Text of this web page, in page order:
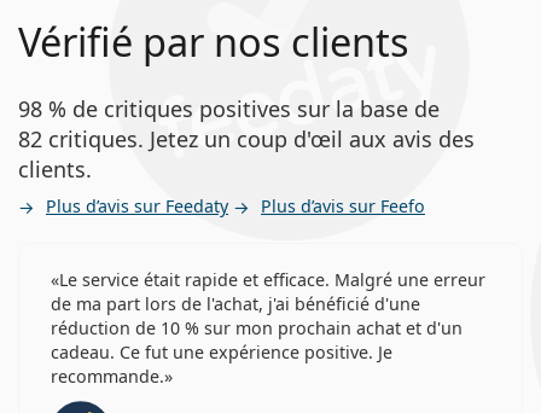
Vérifié par nos clients
98 % de critiques positives sur la base de
82 critiques. Jetez un coup d'œil aux avis des
clients.
Plus d’avis sur Feedaty Plus d’avis sur Feefo
Le service était rapide et efficace. Malgré une erreur
de ma part lors de l'achat, j'ai bénéficié d'une
réduction de 10 % sur mon prochain achat et d'un
cadeau. Ce fut une expérience positive. Je
recommande.